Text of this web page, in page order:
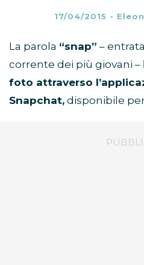
17/04/2015 -
La parola “snap” –
corrente dei più giovani –
foto attraverso
Snapchat, disponibile